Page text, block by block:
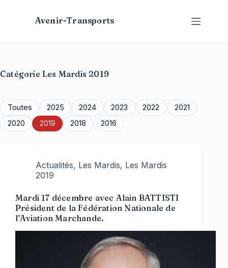
Avenir-Transports
Catégorie Les Mardis 2019
Toutes 2025 2024 2023 2022
2021
2020
2019 2018 2016
Actualités, Les Mardis, Les Mardis
2019
Mardi 17 décembre avec Alain BATTISTI
Président de la Fédération Nationale de
l’Aviation Marchande.